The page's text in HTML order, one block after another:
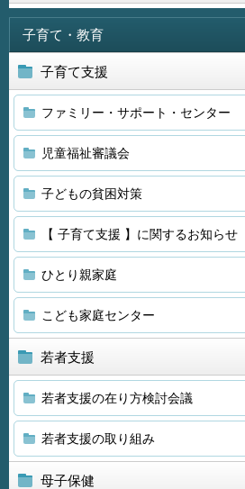
子育て・教育
子育て支援
ファミリー・サポート・センター
児童福祉審議会
子どもの貧困対策
【 子育て支援 】に関するお知らせ
ひとり親家庭
こども家庭センター
若者支援
若者支援の在り方検討会議
若者支援の取り組み
母子保健